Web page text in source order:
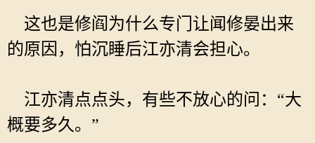
这也是修阎为什么专门让闻修晏出来
的原因，怕沉睡后江亦清会担心。
江亦清点点头，有些不放心的问：“大
概要多久。”